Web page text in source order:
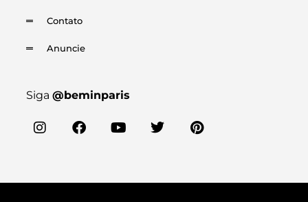
Contato
Anuncie
Siga @beminparis